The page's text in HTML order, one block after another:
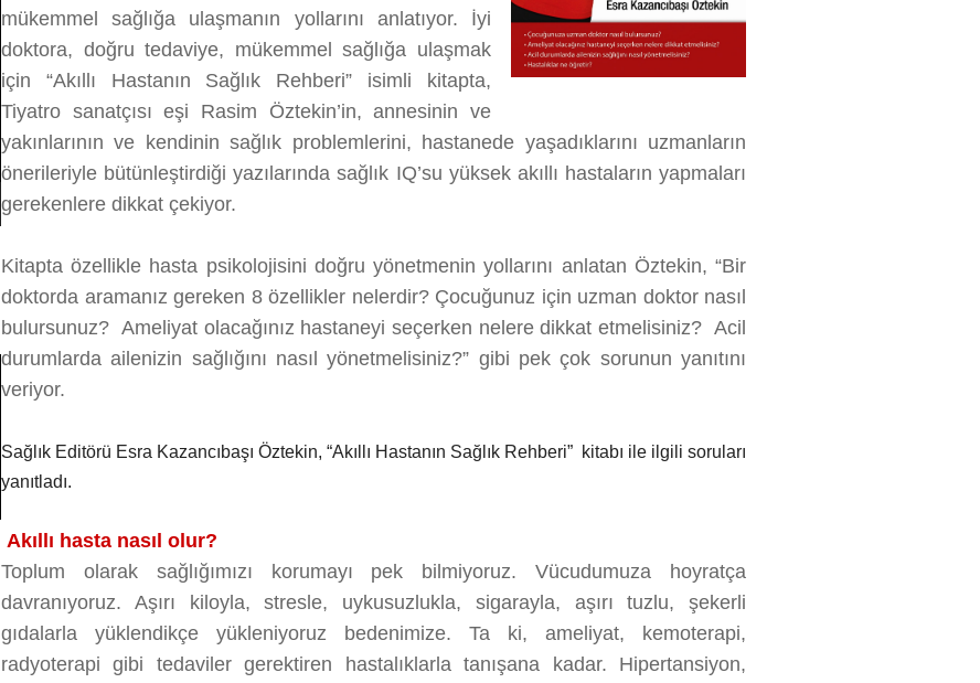
mükemmel sağlığa ulaşmanın yollarını anlatıyor. İyi
doktora, doğru tedaviye, mükemmel sağlığa ulaşmak
için “Akıllı Hastanın Sağlık Rehberi” isimli kitapta,
Tiyatro sanatçısı eşi Rasim Öztekin’in, annesinin ve
yakınlarının ve kendinin sağlık problemlerini, hastanede yaşadıklarını uzmanların
önerileriyle bütünleştirdiği yazılarında sağlık IQ’su yüksek akıllı hastaların yapmaları
gerekenlere dikkat çekiyor.
Kitapta özellikle hasta psikolojisini doğru yönetmenin yollarını anlatan Öztekin, “Bir
doktorda aramanız gereken 8 özellikler nelerdir? Çocuğunuz için uzman doktor nasıl
bulursunuz? Ameliyat olacağınız hastaneyi seçerken nelere dikkat etmelisiniz? Acil
durumlarda ailenizin sağlığını nasıl yönetmelisiniz?” gibi pek çok sorunun yanıtını
veriyor.
Sağlık Editörü Esra Kazancıbaşı Öztekin, “Akıllı Hastanın Sağlık Rehberi” kitabı ile ilgili soruları
yanıtladı.
Akıllı hasta nasıl olur?
Toplum olarak sağlığımızı korumayı pek bilmiyoruz. Vücudumuza hoyratça
davranıyoruz. Aşırı kiloyla, stresle, uykusuzlukla, sigarayla, aşırı tuzlu, şekerli
gıdalarla yüklendikçe yükleniyoruz bedenimize. Ta ki, ameliyat, kemoterapi,
radyoterapi gibi tedaviler gerektiren hastalıklarla tanışana kadar. Hipertansiyon,